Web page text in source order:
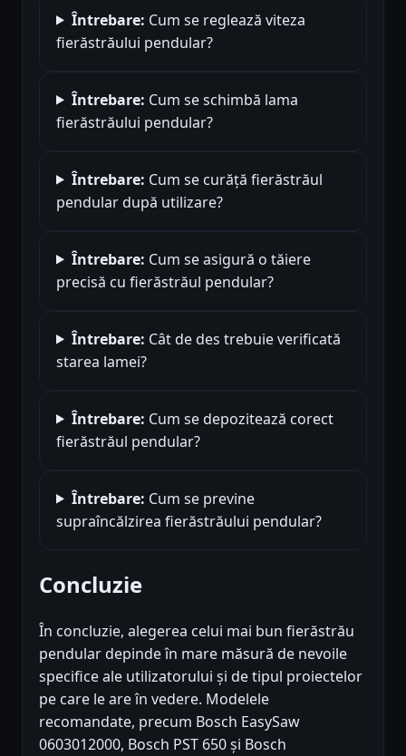
Întrebare: Cum se reglează viteza
fierăstrăului pendular?
Întrebare: Cum se schimbă lama
fierăstrăului pendular?
Întrebare: Cum se curăță fierăstrăul
pendular după utilizare?
Întrebare: Cum se asigură o tăiere
precisă cu fierăstrăul pendular?
Întrebare: Cât de des trebuie verificată
starea lamei?
Întrebare: Cum se depozitează corect
fierăstrăul pendular?
Întrebare: Cum se previne
supraîncălzirea fierăstrăului pendular?
Concluzie
În concluzie, alegerea celui mai bun fierăstrău
pendular depinde în mare măsură de nevoile
specifice ale utilizatorului și de tipul proiectelor
pe care le are în vedere. Modelele
recomandate, precum Bosch EasySaw
0603012000, Bosch PST 650 și Bosch